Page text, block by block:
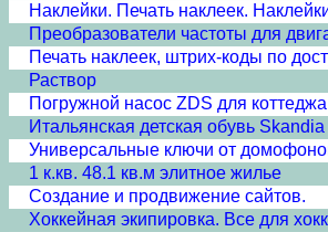
Наклейки. Печать наклеек.
Преобразователи частоты для
Печать наклеек, штрих-коды по
Раствор
Погружной насос ZDS для коттеджа
Итальянская детская обувь
Универсальные ключи от
1 к.кв. 48.1 кв.м элитное жилье
Создание и продвижение сайтов.
Хоккейная экипировка. Все для